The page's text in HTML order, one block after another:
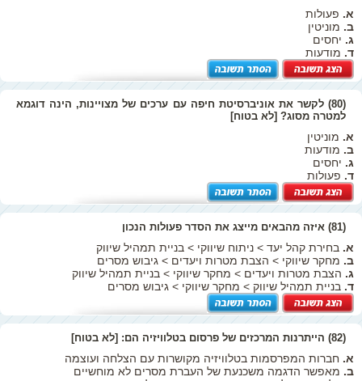
א. פעולות
ב. מוניטין
ג. יחסים
ד. מודעות
(80) לקשר את אוניברסיטת חיפה עם ערכים של מצויינות, הינה דוגמא
למטרה מסוג? [לא בטוח]
א. מוניטין
ב. מודעות
ג. יחסים
ד. פעולות
(81) איזה מהבאים מייצג את הסדר פעולות הנכון
א. בחירת קהל יעד > ניתוח שיווקי > בניית תמהיל שיווק
ב. מחקר שיווקי > הצבת מטרות ויעדים > גיבוש מסרים
ג. הצבת מטרות ויעדים > מחקר שיווקי > בניית תמהיל שיווק
ד. בניית תמהיל שיווק > מחקר שיווקי > גיבוש מסרים
(82) הייתרנות המרכזים של פרסום בטלוויזיה הם: [לא בטוח]
א. חברות המפרסמות בטלוויזיה מקושרות עם הצלחה ועוצמה
ב. מאפשר הדגמה משכנעת של העברת מסרים לא מוחשיים